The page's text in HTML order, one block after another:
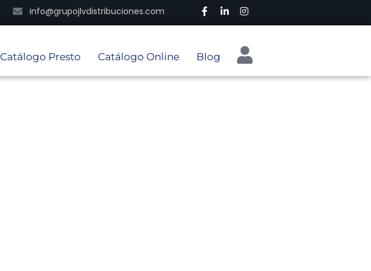
info@grupojlvdistribuciones.com
Catálogo Presto Catálogo Online Blog